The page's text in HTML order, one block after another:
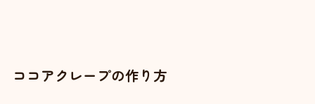
ココアクレープの作り方